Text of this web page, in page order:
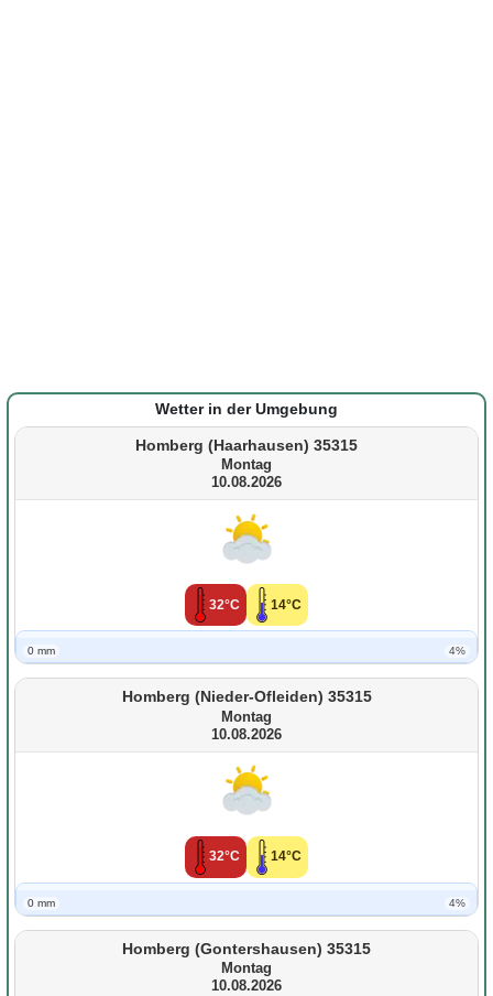
Wetter in der Umgebung
Homberg (Haarhausen) 35315
Montag
10.08.2026
32°C 14°C
0 mm 4%
Homberg (Nieder-Ofleiden) 35315
Montag
10.08.2026
32°C 14°C
0 mm 4%
Homberg (Gontershausen) 35315
Montag
10.08.2026